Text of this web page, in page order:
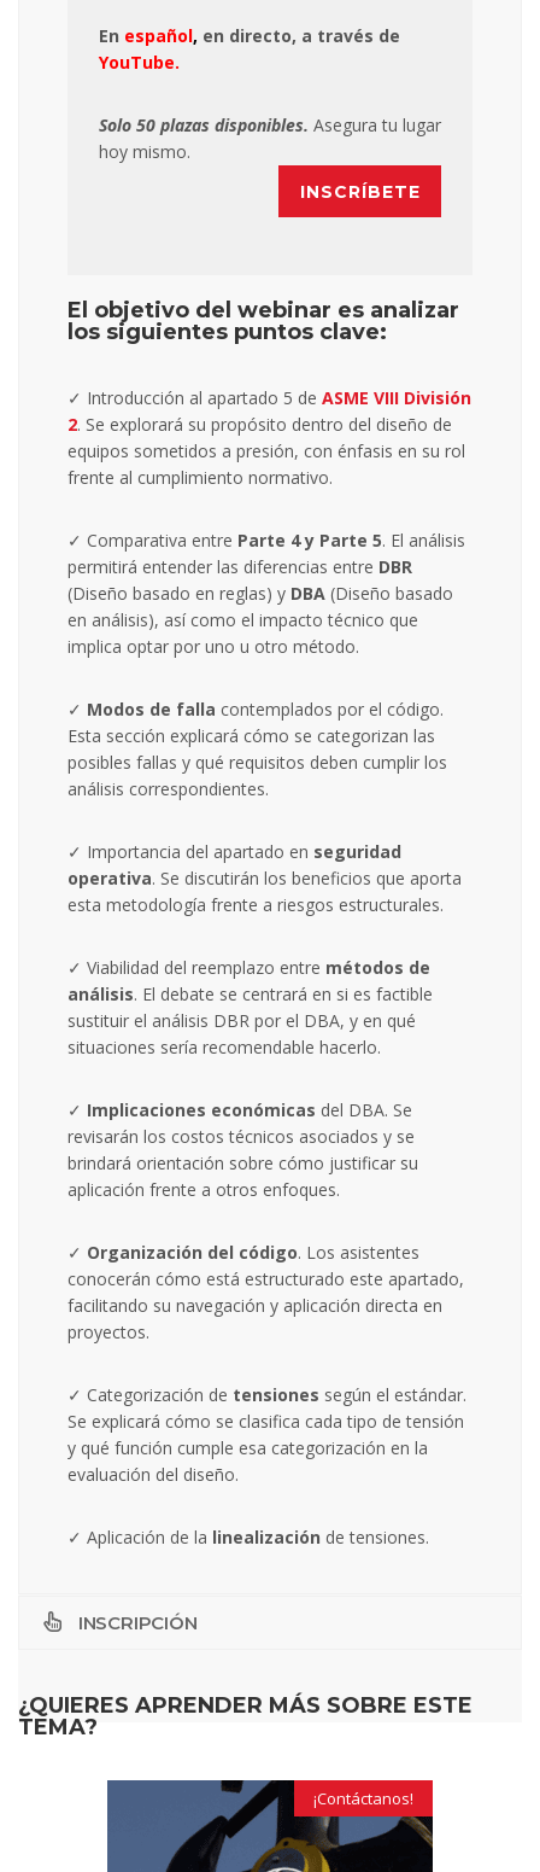
En español, en directo, a través de
YouTube.
Solo 50 plazas disponibles. Asegura tu lugar
hoy mismo.
INSCRÍBETE
El objetivo del webinar es analizar
los siguientes puntos clave:
✓ Introducción al apartado 5 de ASME VIII División
2. Se explorará su propósito dentro del diseño de
equipos sometidos a presión, con énfasis en su rol
frente al cumplimiento normativo.
✓ Comparativa entre Parte 4 y Parte 5. El análisis
permitirá entender las diferencias entre DBR
(Diseño basado en reglas) y DBA (Diseño basado
en análisis), así como el impacto técnico que
implica optar por uno u otro método.
✓ Modos de falla contemplados por el código.
Esta sección explicará cómo se categorizan las
posibles fallas y qué requisitos deben cumplir los
análisis correspondientes.
✓ Importancia del apartado en seguridad
operativa. Se discutirán los beneficios que aporta
esta metodología frente a riesgos estructurales.
✓ Viabilidad del reemplazo entre métodos de
análisis. El debate se centrará en si es factible
sustituir el análisis DBR por el DBA, y en qué
situaciones sería recomendable hacerlo.
✓ Implicaciones económicas del DBA. Se
revisarán los costos técnicos asociados y se
brindará orientación sobre cómo justificar su
aplicación frente a otros enfoques.
✓ Organización del código. Los asistentes
conocerán cómo está estructurado este apartado,
facilitando su navegación y aplicación directa en
proyectos.
✓ Categorización de tensiones según el estándar.
Se explicará cómo se clasifica cada tipo de tensión
y qué función cumple esa categorización en la
evaluación del diseño.
✓ Aplicación de la linealización de tensiones.
INSCRIPCIÓN
¿QUIERES APRENDER MÁS SOBRE ESTE
TEMA?
¡Contáctanos!